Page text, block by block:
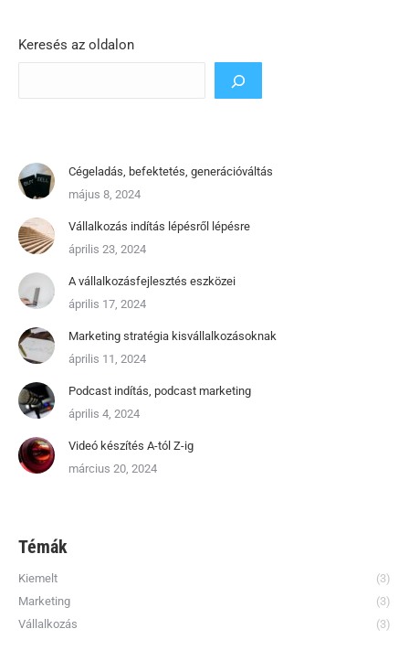
Keresés az oldalon
Cégeladás, befektetés, generációváltás
május 8, 2024
Vállalkozás indítás lépésről lépésre
április 23, 2024
A vállalkozásfejlesztés eszközei
április 17, 2024
Marketing stratégia kisvállalkozásoknak
április 11, 2024
Podcast indítás, podcast marketing
április 4, 2024
Videó készítés A-tól Z-ig
március 20, 2024
Témák
Kiemelt
(3)
Marketing
(3)
Vállalkozás
(3)